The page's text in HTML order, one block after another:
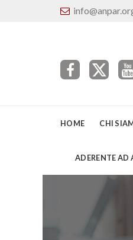
HOME CHI
ADERENTE AD